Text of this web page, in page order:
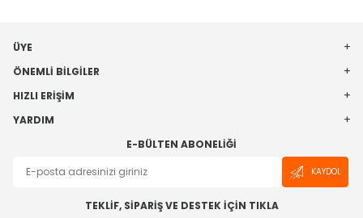
ÜYE
ÖNEMLI BILGILER
HIZLI ERIŞIM
YARDIM
E-BÜLTEN ABONELIĞI
KAYDOL
TEKLİF, SİPARİŞ VE DESTEK İÇİN TIKLA